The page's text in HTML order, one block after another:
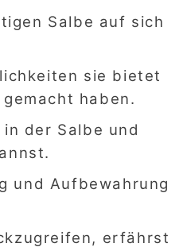
Salbe auf sich
sie bietet
haben.
der Salbe und
und Aufbewahrung
erfährst